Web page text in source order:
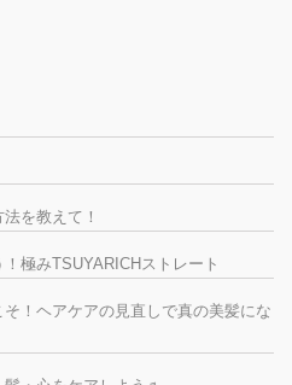
を教えて！
極みTSUYARICHストレート
！ヘアケアの見直しで真の美髪にな